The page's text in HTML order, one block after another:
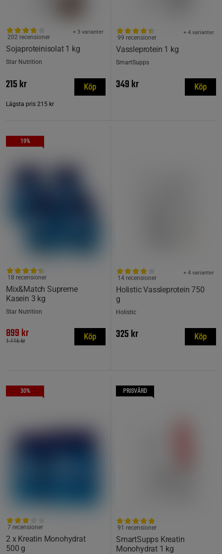
Sojaproteinisolat 1 kg
+ 3 varianter
202 recensioner
Star Nutrition
215 kr
Lägsta pris 215 kr
Köp
Vassleprotein 1 kg
+ 4 varianter
99 recensioner
SmartSupps
349 kr Köp
19%
Mix&Match Supreme
Kasein 3 kg
18 recensioner
Star Nutrition
899 kr
1.116 kr Köp
Holistic Vassleprotein 750
g
+ 4 varianter
14 recensioner
Holistic
325 kr Köp
30%
2 x Kreatin Monohydrat
500 g
7 recensioner
PRISVÄRD
SmartSupps Kreatin
Monohydrat 1 kg
91 recensioner